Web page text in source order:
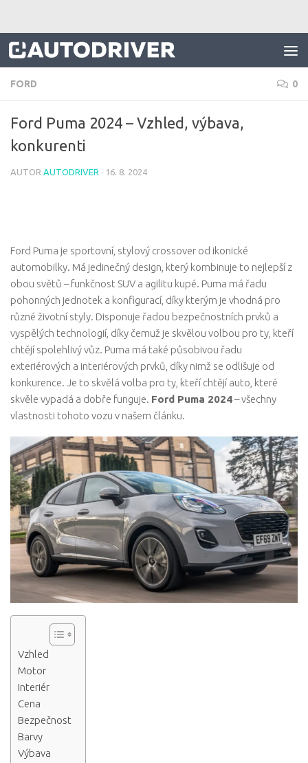
FORD 0
Ford Puma 2024 – Vzhled, výbava,
konkurenti
AUTOR AUTODRIVER · 16. 8. 2024
Ford Puma je sportovní, stylový crossover od ikonické
automobilky. Má jedinečný design, který kombinuje to nejlepší z
obou světů – funkčnost SUV a agilitu kupé. Puma má řadu
pohonných jednotek a konfigurací, díky kterým je vhodná pro
různé životní styly. Disponuje řadou bezpečnostních prvků a
vyspělých technologií, díky čemuž je skvělou volbou pro ty, kteří
chtějí spolehlivý vůz. Puma má také působivou řadu
exteriérových a interiérových prvků, díky nimž se odlišuje od
konkurence. Je to skvělá volba pro ty, kteří chtějí auto, které
skvěle vypadá a dobře funguje. Ford Puma 2024– všechny
vlastnosti tohoto vozu v našem článku.
Vzhled
Motor
Interiér
Cena
Bezpečnost
Barvy
Výbava